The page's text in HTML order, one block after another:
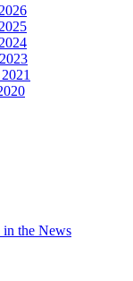
the News